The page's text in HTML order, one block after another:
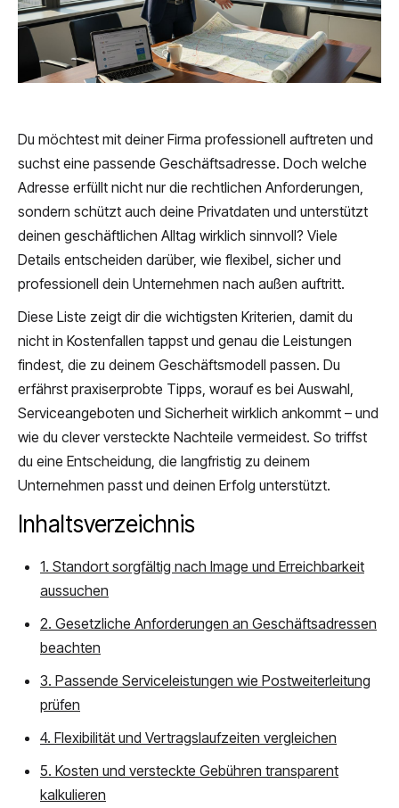
Du möchtest mit deiner Firma professionell auftreten und
suchst eine passende Geschäftsadresse. Doch welche
Adresse erfüllt nicht nur die rechtlichen Anforderungen,
sondern schützt auch deine Privatdaten und unterstützt
deinen geschäftlichen Alltag wirklich sinnvoll? Viele
Details entscheiden darüber, wie flexibel, sicher und
professionell dein Unternehmen nach außen auftritt.
Diese Liste zeigt dir die wichtigsten Kriterien, damit du
nicht in Kostenfallen tappst und genau die Leistungen
findest, die zu deinem Geschäftsmodell passen. Du
erfährst praxiserprobte Tipps, worauf es bei Auswahl,
Serviceangeboten und Sicherheit wirklich ankommt – und
wie du clever versteckte Nachteile vermeidest. So triffst
du eine Entscheidung, die langfristig zu deinem
Unternehmen passt und deinen Erfolg unterstützt.
Inhaltsverzeichnis
1. Standort sorgfältig nach Image und Erreichbarkeit
aussuchen
2. Gesetzliche Anforderungen an Geschäftsadressen
beachten
3. Passende Serviceleistungen wie Postweiterleitung
prüfen
4. Flexibilität und Vertragslaufzeiten vergleichen
5. Kosten und versteckte Gebühren transparent
kalkulieren